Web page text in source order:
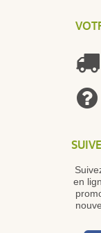
en